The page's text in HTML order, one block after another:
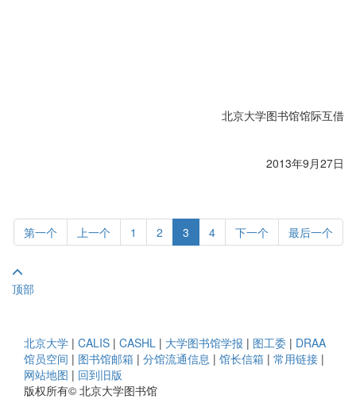
北京大学图书馆馆际互借
2013年9月27日
第一个 上一个 1 2 3 4 下一个 最后一个
顶部
北京大学 | CALIS | CASHL | 大学图书馆学报 | 图工委 | DRAA
馆员空间 | 图书馆邮箱 | 分馆流通信息 | 馆长信箱 | 常用链接 |
网站地图 | 回到旧版
版权所有© 北京大学图书馆